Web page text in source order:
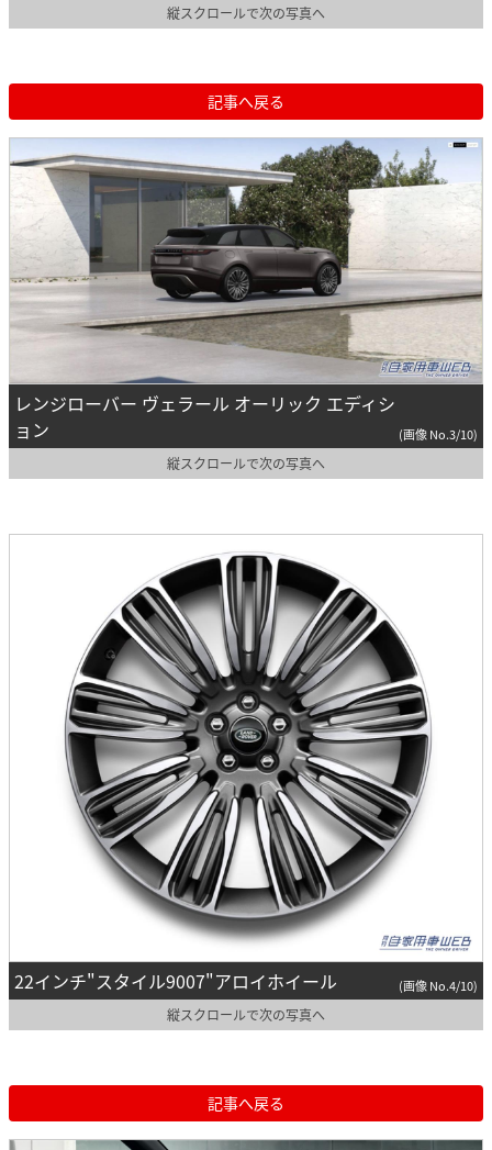
縦スクロールで次の写真へ
記事へ戻る
レンジローバー ヴェラール オーリック エディシ
ョン
(画像 No.3/10)
縦スクロールで次の写真へ
22インチ"スタイル9007"アロイホイール (画像 No.4/10)
縦スクロールで次の写真へ
記事へ戻る